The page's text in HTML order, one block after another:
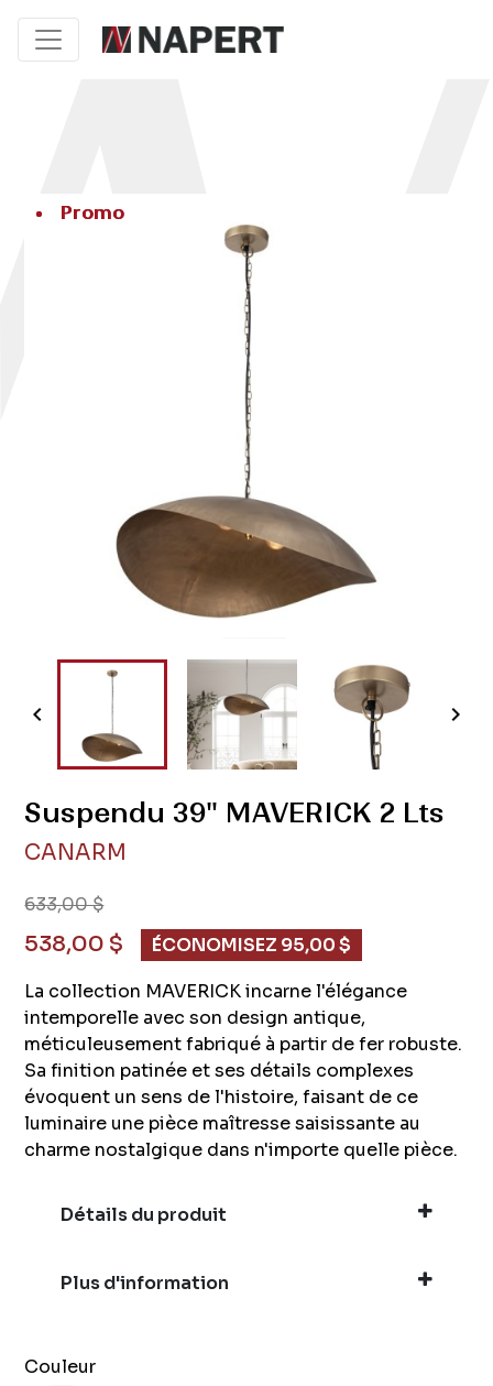
Promo
Promo
 
Suspendu 39" MAVERICK 2 Lts
CANARM
633,00 $
538,00 $
ÉCONOMISEZ 95,00 $
La collection MAVERICK incarne l'élégance
intemporelle avec son design antique,
méticuleusement fabriqué à partir de fer robuste.
Sa finition patinée et ses détails complexes
évoquent un sens de l'histoire, faisant de ce
luminaire une pièce maîtresse saisissante au
charme nostalgique dans n'importe quelle pièce.
Détails du produit
Plus d'information
Couleur